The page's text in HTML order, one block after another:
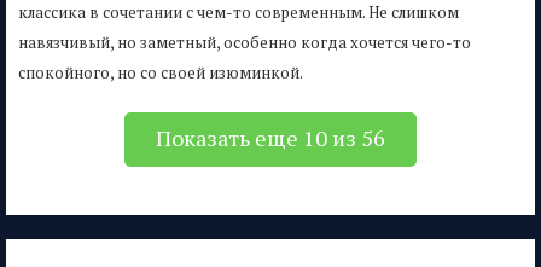
классика в сочетании с чем-то современным. Не слишком
навязчивый, но заметный, особенно когда хочется чего-то
спокойного, но со своей изюминкой.
Показать еще 10 из 56